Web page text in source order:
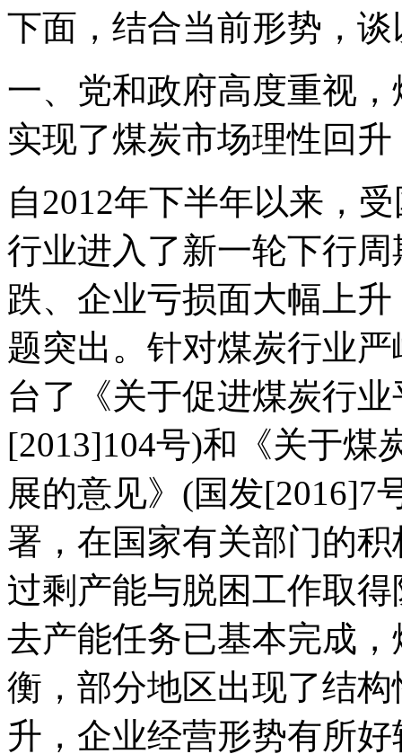
下面，结合当前形势，
一、党和政府高度重视
实现了煤炭市场理性回
自2012年下半年以来，
行业进入了新一轮下行
跌、企业亏损面大幅上
题突出。针对煤炭行业
台了《关于促进煤炭行
[2013]104号)和《关于煤
展的意见》(国发[2016]7
署，在国家有关部门的
过剩产能与脱困工作取
去产能任务已基本完成
衡，部分地区出现了结
升，企业经营形势有所